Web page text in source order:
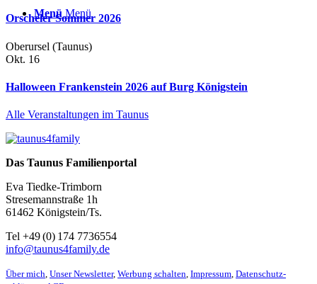
Menü Menü
Orscheler Sommer 2026
Oberursel (Taunus)
Okt. 16
Halloween Frankenstein 2026 auf Burg Königstein
Alle Veranstaltungen im Taunus
Das Taunus Familienportal
Eva Tiedke-Trimborn
Stresemannstraße 1h
61462 Königstein/Ts.
Tel +49 (0) 174 7736554
info@taunus4family.de
Über mich, Unser Newsletter, Werbung schalten, Impressum, Datenschutz­